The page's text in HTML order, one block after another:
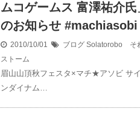
ムコゲームス 富澤祐介
のお知らせ #machiasobi
2010/10/01 ブログ Solatorobo そ
ストーム
眉山山頂秋フェスタ×マチ★アソビ サ
ンダイナム…